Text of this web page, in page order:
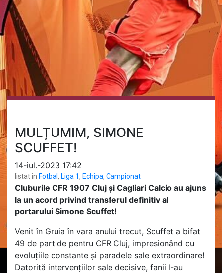
MULȚUMIM, SIMONE
SCUFFET!
14-iul.-2023 17:42
listat in Fotbal, Liga 1, Echipa, Campionat
Cluburile CFR 1907 Cluj și Cagliari Calcio au ajuns
la un acord privind transferul definitiv al
portarului Simone Scuffet!
Venit în Gruia în vara anului trecut, Scuffet a bifat
49 de partide pentru CFR Cluj, impresionând cu
evoluțiile constante și paradele sale extraordinare!
Datorită intervențiilor sale decisive, fanii l-au